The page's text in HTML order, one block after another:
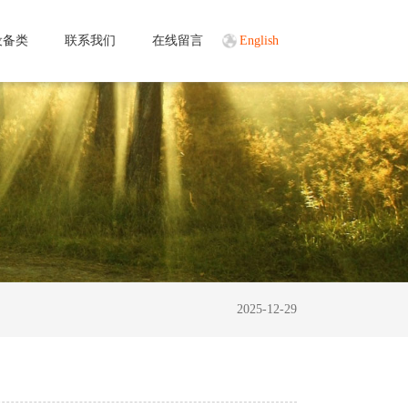
备类 联系我们 在线留言 English
2025-12-29